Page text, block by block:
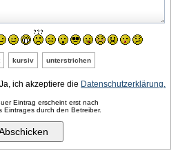
kursiv unterstrichen
Ja, ich akzeptiere die Datenschutzerklärung.
Eintrag erscheint erst nach
Eintrages durch den Betreiber.